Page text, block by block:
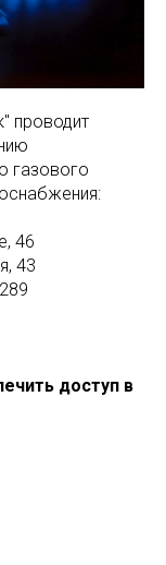
проводит
газового
46
43
доступ в